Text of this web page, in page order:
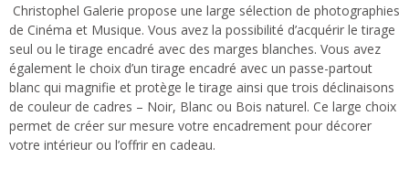
Christophel Galerie propose une large sélection de photographies
de Cinéma et Musique. Vous avez la possibilité d’acquérir le tirage
seul ou le tirage encadré avec des marges blanches. Vous avez
également le choix d’un tirage encadré avec un passe-partout
blanc qui magnifie et protège le tirage ainsi que trois déclinaisons
de couleur de cadres – Noir, Blanc ou Bois naturel. Ce large choix
permet de créer sur mesure votre encadrement pour décorer
votre intérieur ou l’offrir en cadeau.